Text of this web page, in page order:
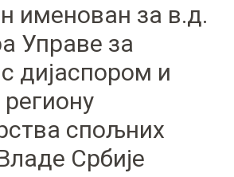
именован за в.д.
Управе за
дијаспором и
спољних
Србије